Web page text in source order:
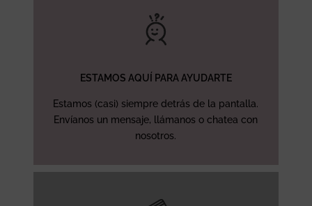
ESTAMOS AQUÍ PARA AYUDARTE
Estamos (casi) siempre detrás de la pantalla.
Envíanos un mensaje, llámanos o chatea con
nosotros.